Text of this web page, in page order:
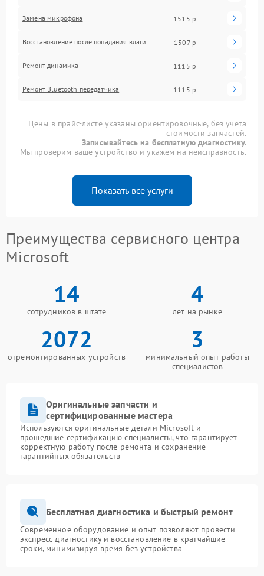
Замена микрофона 1515 р
Восстановление после попадания влаги 1507 р
Ремонт динамика 1115 р
Ремонт Bluetooth передатчика 1115 р
Цены в прайс-листе указаны ориентировочные, без учета
стоимости запчастей.
Записывайтесь на бесплатную диагностику.
Мы проверим ваше устройство и укажем на неисправность.
Показать все услуги
Преимущества сервисного центра
Microsoft
14
сотрудников в штате
4
лет на рынке
2072
отремонтированных устройств
3
минимальный опыт работы
специалистов
Оригинальные запчасти и
сертифицированные мастера
Используются оригинальные детали Microsoft и
прошедшие сертификацию специалисты, что гарантирует
корректную работу после ремонта и сохранение
гарантийных обязательств
Бесплатная диагностика и быстрый ремонт
Современное оборудование и опыт позволяют провести
экспресс-диагностику и восстановление в кратчайшие
сроки, минимизируя время без устройства